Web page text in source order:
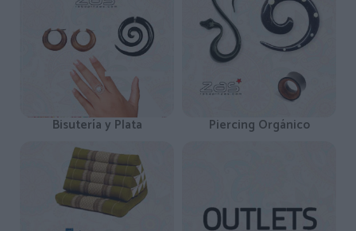
Bisutería y Plata Piercing Orgánico